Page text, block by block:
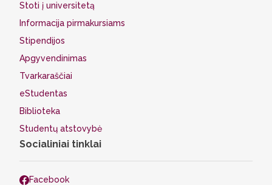
Stoti į universitetą
Informacija pirmakursiams
Stipendijos
Apgyvendinimas
Tvarkaraščiai
eStudentas
Biblioteka
Studentų atstovybė
Socialiniai tinklai
Facebook